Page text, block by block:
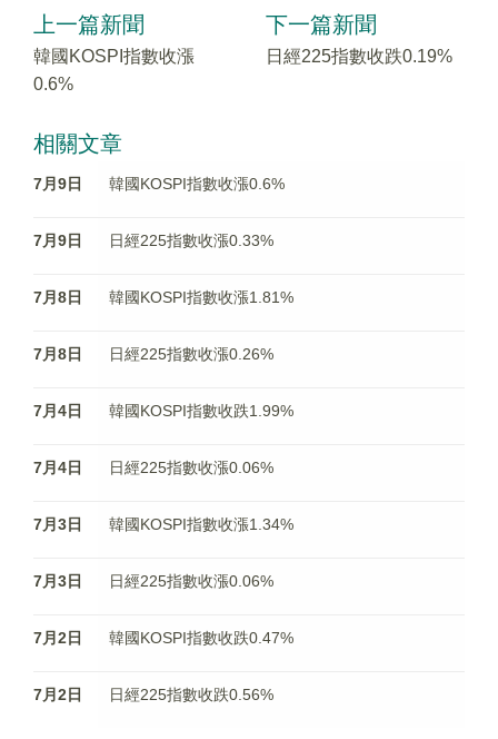
上一篇新聞
韓國KOSPI指數收漲
0.6%
下一篇新聞
日經225指數收跌0.19%
相關文章
7月9日 韓國KOSPI指數收漲0.6%
7月9日 日經225指數收漲0.33%
7月8日 韓國KOSPI指數收漲1.81%
7月8日 日經225指數收漲0.26%
7月4日 韓國KOSPI指數收跌1.99%
7月4日 日經225指數收漲0.06%
7月3日 韓國KOSPI指數收漲1.34%
7月3日 日經225指數收漲0.06%
7月2日 韓國KOSPI指數收跌0.47%
7月2日 日經225指數收跌0.56%